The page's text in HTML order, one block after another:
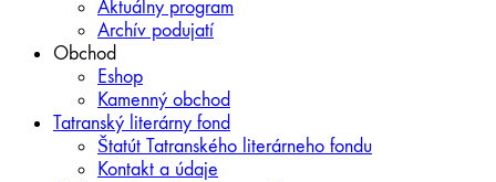
Aktuálny program
Archív podujatí
Obchod
Eshop
Kamenný obchod
Tatranský literárny fond
Štatút Tatranského literárneho fondu
Kontakt a údaje